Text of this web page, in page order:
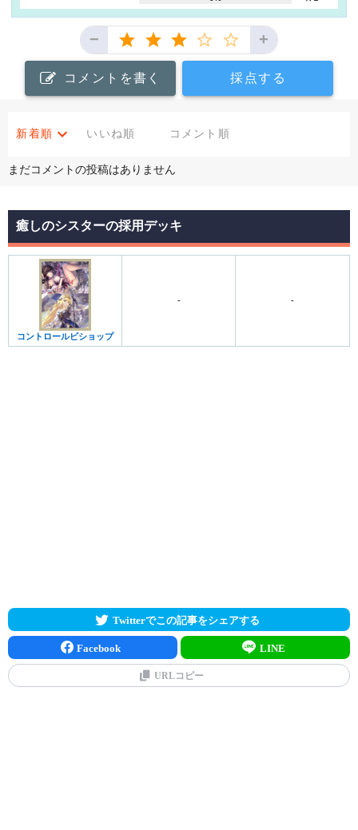
− +
コメントを書く 採点する
新着順 いいね順 コメント順
まだコメントの投稿はありません
癒しのシスターの採用デッキ
コントロールビショップ
- -
Twitterでこの記事をシェアする
Facebook LINE
URLコピー